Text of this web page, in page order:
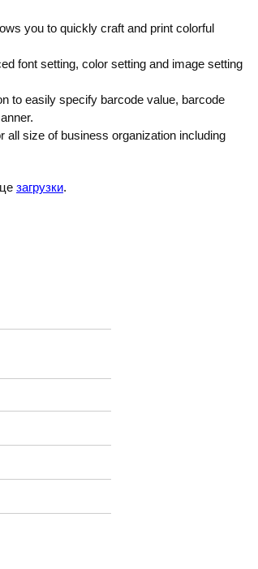
you to quickly craft and print colorful
font setting, color setting and image setting
to easily specify barcode value, barcode
size of business organization including
загрузки.